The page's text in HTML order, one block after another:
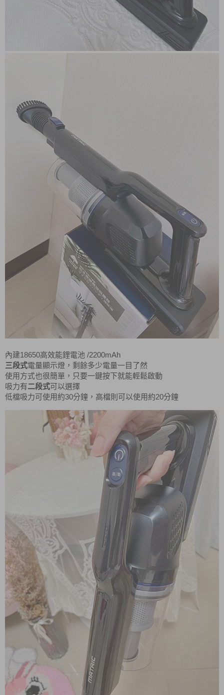
內建18650高效能鋰電池 /2200mAh
三段式電量顯示燈，剩餘多少電量一目了然
使用方式也很簡單，只要一鍵按下就能輕鬆啟動
吸力有二段式可以選擇
低檔吸力可使用約30分鐘，高檔則可以使用約20分鐘